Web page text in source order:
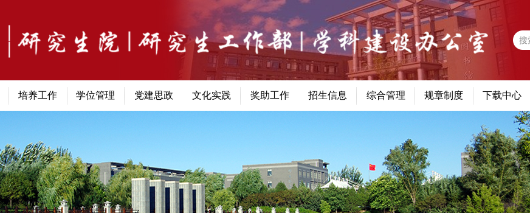
培养工作 学位管理 党建思政 文化实践 奖助工作 招生信息 综合管理 规章制度 下载中心